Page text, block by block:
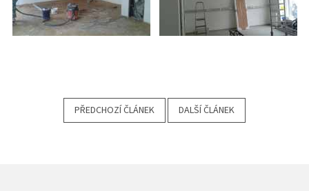
PŘEDCHOZÍ ČLÁNEK DALŠÍ ČLÁNEK